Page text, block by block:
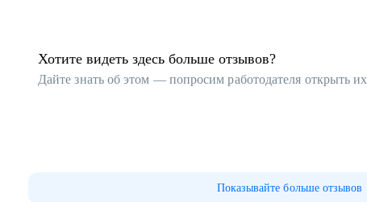
Хотите видеть здесь больше отзывов?
Дайте знать об этом — попросим работодателя открыть их
Показывайте больше отзывов